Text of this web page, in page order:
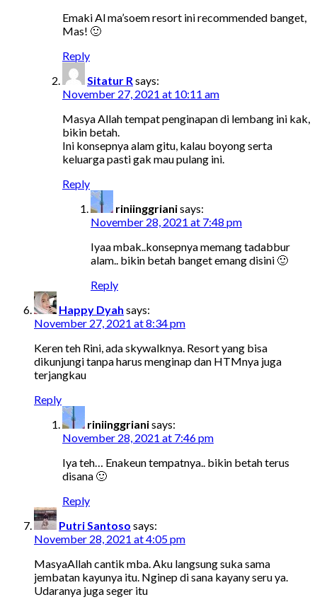
Emaki Al ma’soem resort ini recommended banget,
Mas! 🙂
Reply
Sitatur R says:
November 27, 2021 at 10:11 am
Masya Allah tempat penginapan di lembang ini kak,
bikin betah.
Ini konsepnya alam gitu, kalau boyong serta
keluarga pasti gak mau pulang ini.
Reply
riniinggrianisays:
November 28, 2021 at 7:48 pm
Iyaa mbak..konsepnya memang tadabbur
alam.. bikin betah banget emang disini 🙂
Reply
Happy Dyah says:
November 27, 2021 at 8:34 pm
Keren teh Rini, ada skywalknya. Resort yang bisa
dikunjungi tanpa harus menginap dan HTMnya juga
terjangkau
Reply
riniinggrianisays:
November 28, 2021 at 7:46 pm
Iya teh… Enakeun tempatnya.. bikin betah terus
disana 🙂
Reply
Putri Santoso says:
November 28, 2021 at 4:05 pm
MasyaAllah cantik mba. Aku langsung suka sama
jembatan kayunya itu. Nginep di sana kayany seru ya.
Udaranya juga seger itu